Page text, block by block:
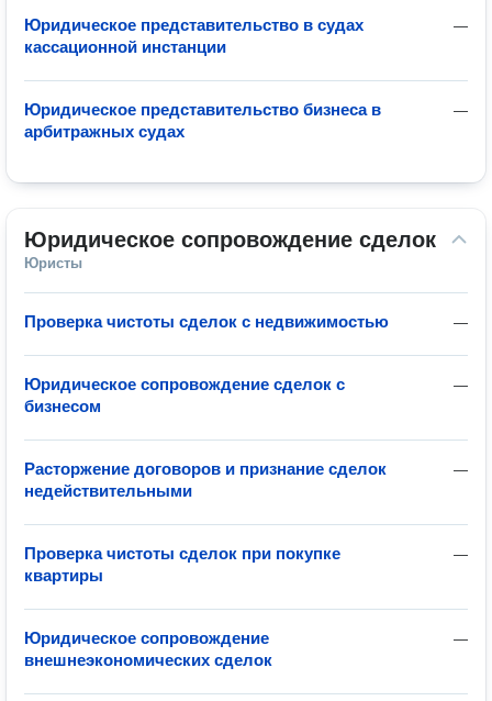
—
Юридическое представительство в судах
кассационной инстанции
—
Юридическое представительство бизнеса в
арбитражных судах
Юридическое сопровождение сделок
Юристы
—
Проверка чистоты сделок с недвижимостью
—
Юридическое сопровождение сделок с
бизнесом
—
Расторжение договоров и признание сделок
недействительными
—
Проверка чистоты сделок при покупке
квартиры
—
Юридическое сопровождение
внешнеэкономических сделок